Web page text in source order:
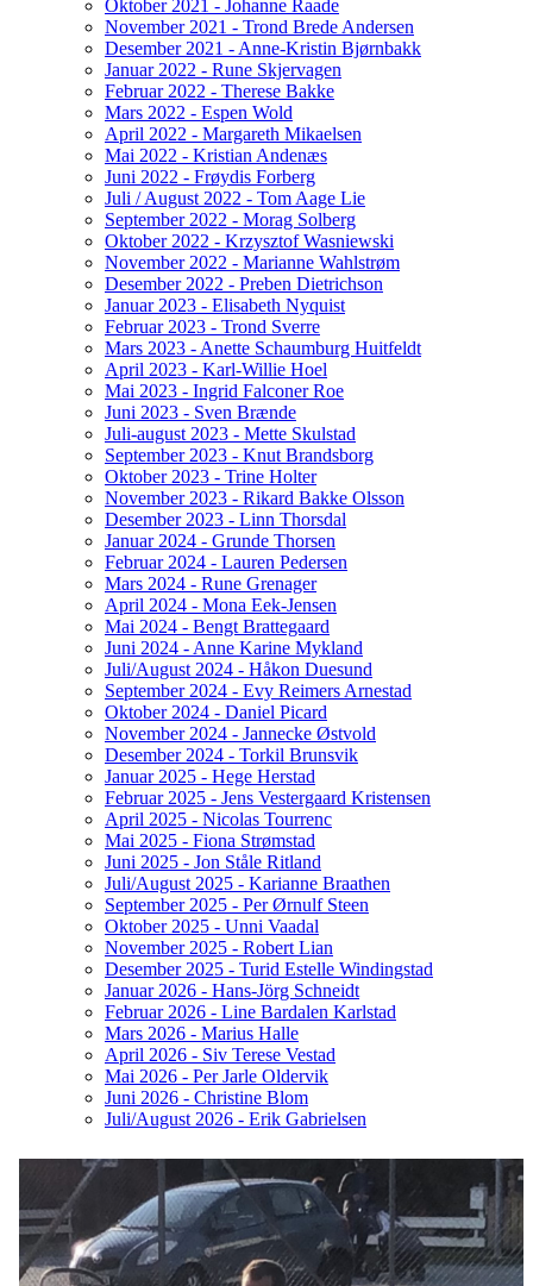
Oktober 2021 - Johanne Raade
November 2021 - Trond Brede Andersen
Desember 2021 - Anne-Kristin Bjørnbakk
Januar 2022 - Rune Skjervagen
Februar 2022 - Therese Bakke
Mars 2022 - Espen Wold
April 2022 - Margareth Mikaelsen
Mai 2022 - Kristian Andenæs
Juni 2022 - Frøydis Forberg
Juli / August 2022 - Tom Aage Lie
September 2022 - Morag Solberg
Oktober 2022 - Krzysztof Wasniewski
November 2022 - Marianne Wahlstrøm
Desember 2022 - Preben Dietrichson
Januar 2023 - Elisabeth Nyquist
Februar 2023 - Trond Sverre
Mars 2023 - Anette Schaumburg Huitfeldt
April 2023 - Karl-Willie Hoel
Mai 2023 - Ingrid Falconer Roe
Juni 2023 - Sven Brænde
Juli-august 2023 - Mette Skulstad
September 2023 - Knut Brandsborg
Oktober 2023 - Trine Holter
November 2023 - Rikard Bakke Olsson
Desember 2023 - Linn Thorsdal
Januar 2024 - Grunde Thorsen
Februar 2024 - Lauren Pedersen
Mars 2024 - Rune Grenager
April 2024 - Mona Eek-Jensen
Mai 2024 - Bengt Brattegaard
Juni 2024 - Anne Karine Mykland
Juli/August 2024 - Håkon Duesund
September 2024 - Evy Reimers Arnestad
Oktober 2024 - Daniel Picard
November 2024 - Jannecke Østvold
Desember 2024 - Torkil Brunsvik
Januar 2025 - Hege Herstad
Februar 2025 - Jens Vestergaard Kristensen
April 2025 - Nicolas Tourrenc
Mai 2025 - Fiona Strømstad
Juni 2025 - Jon Ståle Ritland
Juli/August 2025 - Karianne Braathen
September 2025 - Per Ørnulf Steen
Oktober 2025 - Unni Vaadal
November 2025 - Robert Lian
Desember 2025 - Turid Estelle Windingstad
Januar 2026 - Hans-Jörg Schneidt
Februar 2026 - Line Bardalen Karlstad
Mars 2026 - Marius Halle
April 2026 - Siv Terese Vestad
Mai 2026 - Per Jarle Oldervik
Juni 2026 - Christine Blom
Juli/August 2026 - Erik Gabrielsen